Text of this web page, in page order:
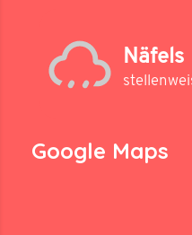
Näfels
Google Maps